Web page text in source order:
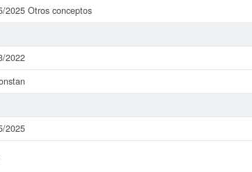
2025 Otros conceptos
2022
2025